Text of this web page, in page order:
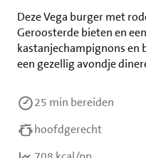
Deze Vega burger met
Geroosterde bieten en
kastanjechampignons en
een gezellig avondje
25 min bereiden
hoofdgerecht